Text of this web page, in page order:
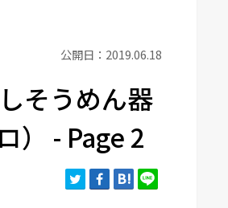
公開日：2019.06.18
そうめん器
） - Page 2